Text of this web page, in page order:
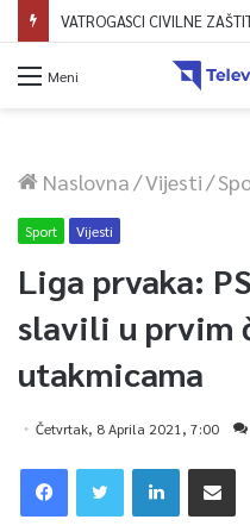
Meni
Naslovna/Vijesti/
Sport Vijesti
Liga prvaka:
slavili u prvim
utakmicama
Četvrtak, 8 Aprila 2021, 7:00